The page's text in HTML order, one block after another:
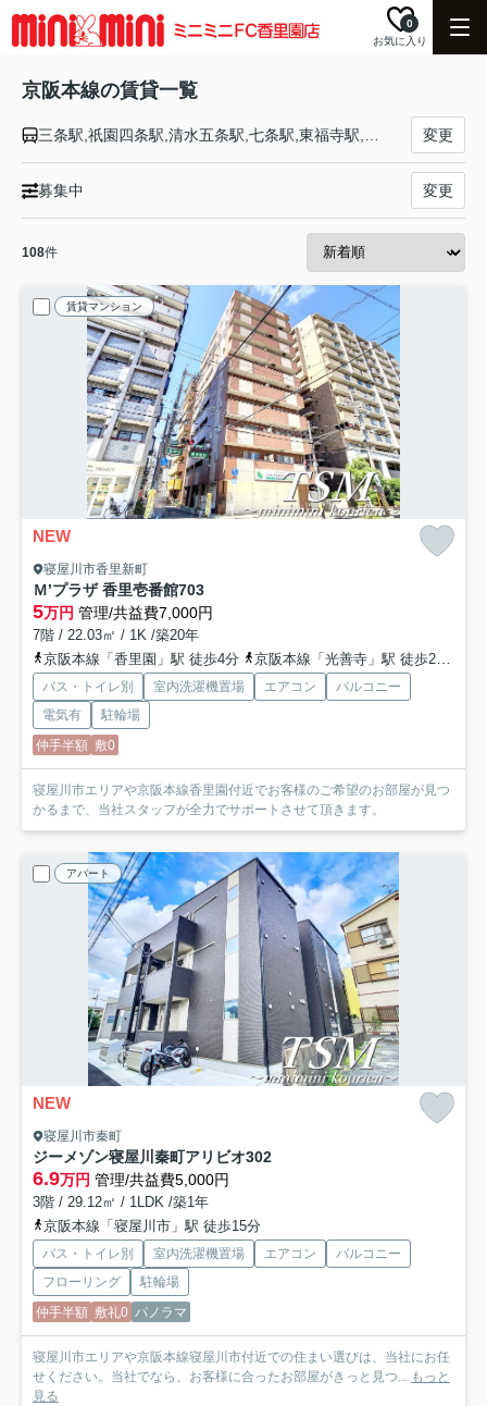
お気に入り
0
京阪本線の賃貸一覧
変更
募集中 変更
108件
賃貸マンション
NEW
寝屋川市香里新町
Ｍ’プラザ 香里壱番館703
5万円 管理/共益費7,000円
7階 / 22.03㎡ / 1K /築20年
京阪本線「香里園」駅 徒歩4分
京阪本線「光善寺」駅 徒歩20分
バス・トイレ別 室内洗濯機置場 エアコン
バルコニー
電気有
駐輪場
仲手半額 敷0
寝屋川市エリアや京阪本線香里園付近でお客様のご希望のお部屋が見つ
かるまで、当社スタッフが全力でサポートさせて頂きます。
アパート
NEW
寝屋川市秦町
ジーメゾン寝屋川秦町アリビオ302
6.9万円 管理/共益費5,000円
3階 / 29.12㎡ / 1LDK /築1年
京阪本線「寝屋川市」駅 徒歩15分
バス・トイレ別 室内洗濯機置場 エアコン
バルコニー
フローリング
駐輪場
仲手半額 敷礼0 パノラマ
寝屋川市エリアや京阪本線寝屋川市付近での住まい選びは、当社にお任
せください。当社でなら、お客様に合ったお部屋がきっと見つ... もっと
見る